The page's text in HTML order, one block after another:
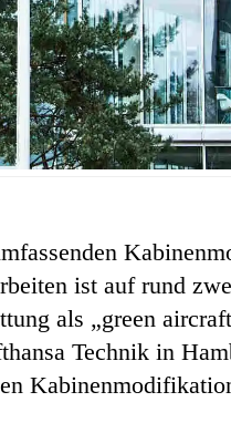
ist auf rund
als „green
Technik in